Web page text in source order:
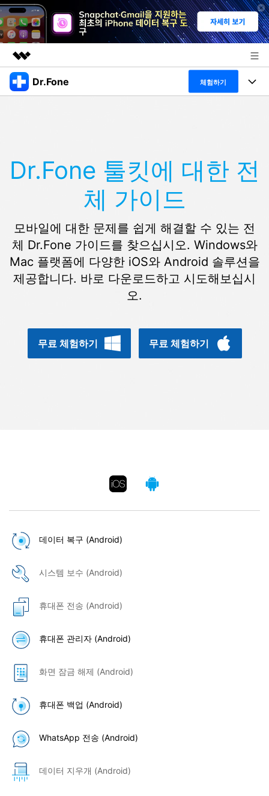
주요 제품
뉴스룸
도움말 센터
Dr.Fone 체험하기
Dr.Fone Basic
데스크탑
온라인
더 보기
탐색 및 발견
닥터폰 하이라이트 살펴보기
사용 방법은 무엇입니까?
고객 지원 센터
다운로드 센터
공식 설치 파일 및 최신 버전 업데이트를 제공
합니다.
리소스 허브
3,000개 이상의 사용 가이드, 전문가 팁 및 최
신 모바일 소식을 확인하세요.
🔓️온라인 잠금 해제
iOS26 다운그레이드
검색하기
Dr.Fone 툴킷에 대한 전
체 가이드
모바일에 대한 문제를 쉽게 해결할 수 있는 전
체 Dr.Fone 가이드를 찾으십시오. Windows와
Mac 플랫폼에 다양한 iOS와 Android 솔루션을
제공합니다. 바로 다운로드하고 시도해보십시
오.
무료 체험하기 무료 체험하기
데이터 복구 (Android)
시스템 보수 (Android)
휴대폰 전송 (Android)
휴대폰 관리자 (Android)
화면 잠금 해제 (Android)
휴대폰 백업 (Android)
WhatsApp 전송 (Android)
데이터 지우개 (Android)